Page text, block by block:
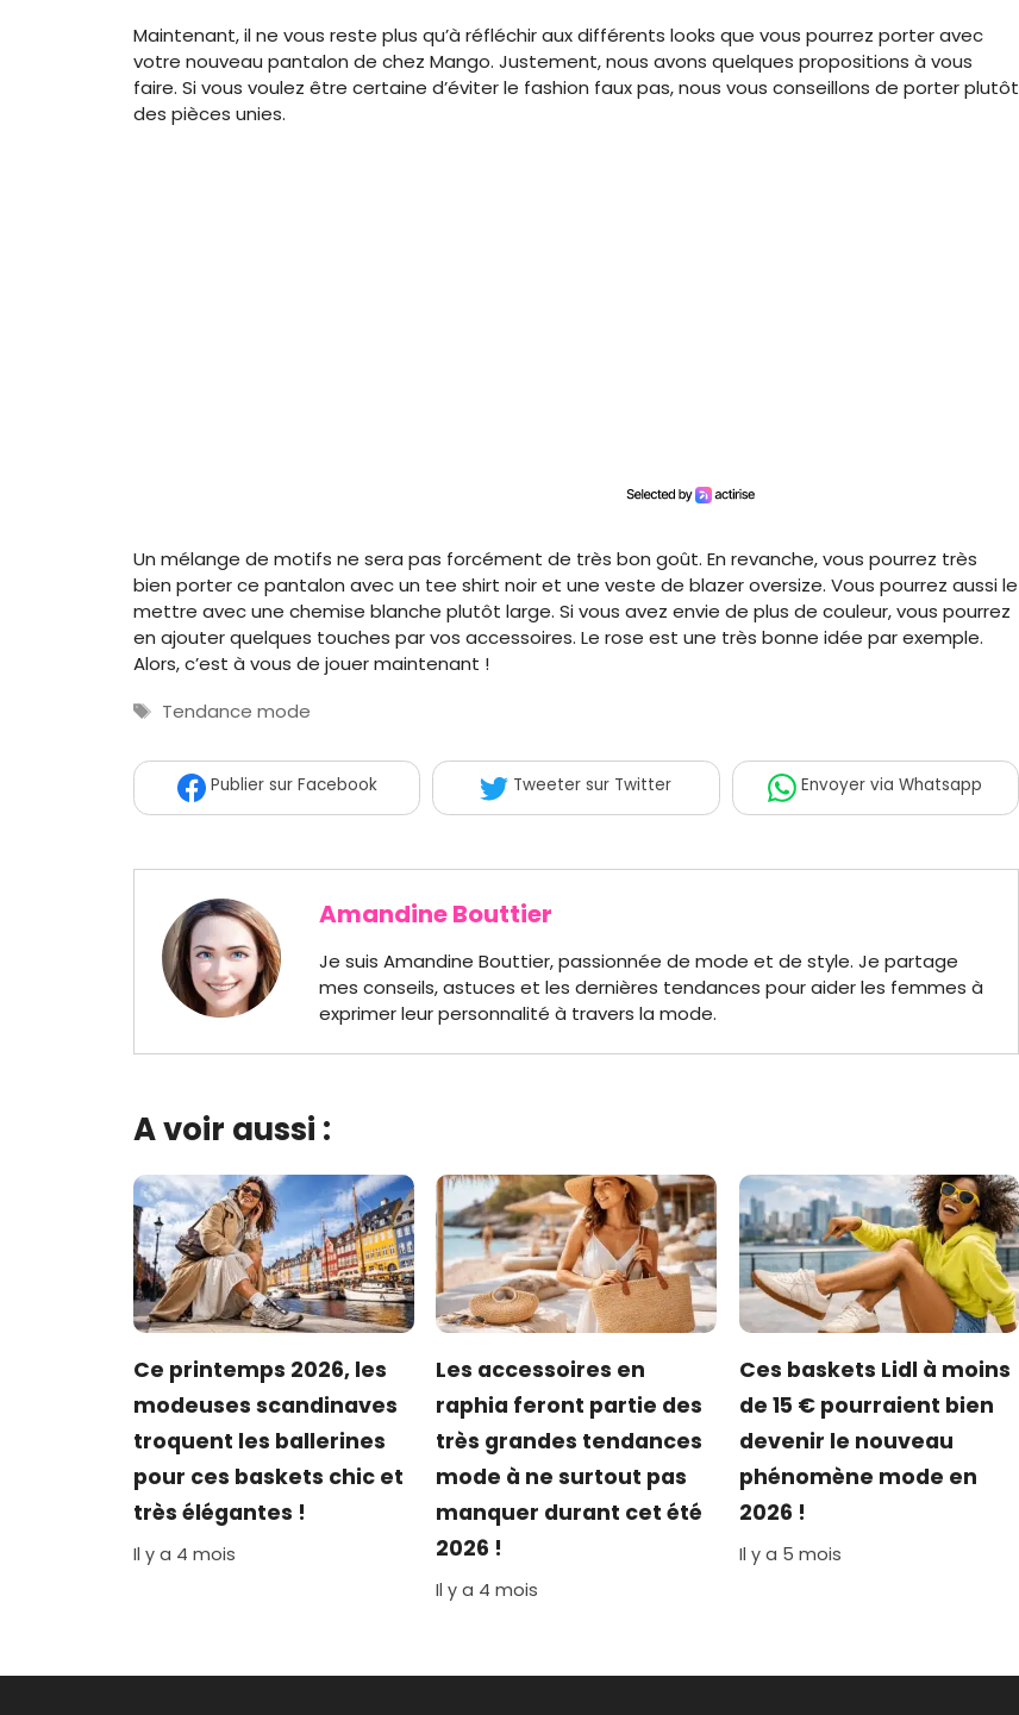
Maintenant, il ne vous reste plus qu’à réfléchir aux différents looks que vous pourrez porter avec
votre nouveau pantalon de chez Mango. Justement, nous avons quelques propositions à vous
faire. Si vous voulez être certaine d’éviter le fashion faux pas, nous vous conseillons de porter plutôt
des pièces unies.
Un mélange de motifs ne sera pas forcément de très bon goût. En revanche, vous pourrez très
bien porter ce pantalon avec un tee shirt noir et une veste de blazer oversize. Vous pourrez aussi le
mettre avec une chemise blanche plutôt large. Si vous avez envie de plus de couleur, vous pourrez
en ajouter quelques touches par vos accessoires. Le rose est une très bonne idée par exemple.
Alors, c’est à vous de jouer maintenant !
Étiquettes
Tendance mode
Publiersur Facebook Tweeter sur Twitter Envoyer via Whatsapp
Amandine Bouttier
Je suis Amandine Bouttier, passionnée de mode et de style. Je partage
mes conseils, astuces et les dernières tendances pour aider les femmes à
exprimer leur personnalité à travers la mode.
A voir aussi :
Ce printemps 2026, les
modeuses scandinaves
troquent les ballerines
pour ces baskets chic et
très élégantes !
Il y a 4 mois
Les accessoires en
raphia feront partie des
très grandes tendances
mode à ne surtout pas
manquer durant cet été
2026 !
Il y a 4 mois
Ces baskets Lidl à moins
de 15 € pourraient bien
devenir le nouveau
phénomène mode en
2026 !
Il y a 5 mois